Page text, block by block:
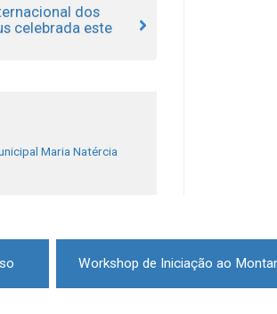
dos
celebrada este
Maria Natércia
Workshop de Iniciação ao